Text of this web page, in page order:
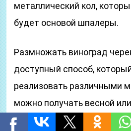
металлический кол,
будет основой шпалеры.
Размножать виноград
доступный способ,
реализовать различными
можно получать весной
высаживать в открытый